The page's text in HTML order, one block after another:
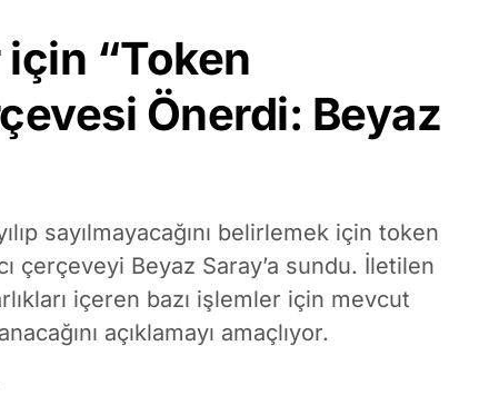
için “Token
Önerdi: Beyaz
sayılmayacağını belirlemek için token
çerçeveyi Beyaz Saray’a sundu. İletilen
içeren bazı işlemler için mevcut
açıklamayı amaçlıyor.